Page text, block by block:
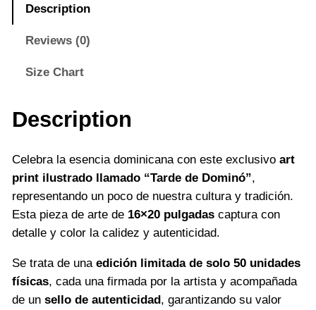
Description
Reviews (0)
Size Chart
Description
Celebra la esencia dominicana con este exclusivo art
print ilustrado llamado “Tarde de Dominó”,
representando un poco de nuestra cultura y tradición.
Esta pieza de arte de 16×20 pulgadascaptura con
detalle y color la calidez y autenticidad.
Se trata de una edición limitada de solo 50 unidades
físicas, cada una firmada por la artista y acompañada
de un sello de autenticidad, garantizando su valor